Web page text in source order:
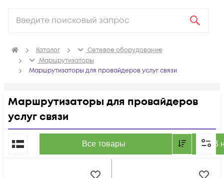
Каталог
Сетевое оборудование
Маршрутизаторы
Маршрутизаторы для провайдеров услуг связи
Маршрутизаторы для провайдеров
услуг связи
Все товары В
По популярности